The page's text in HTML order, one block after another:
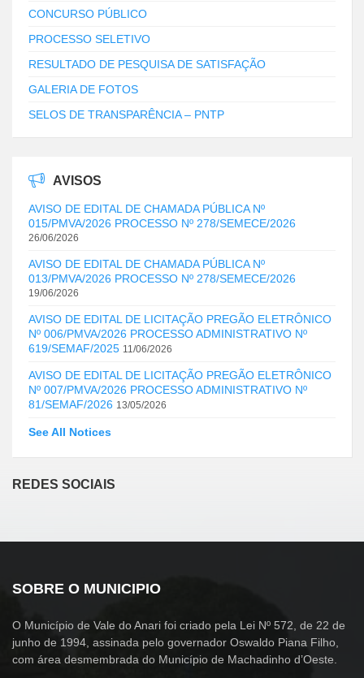
CONCURSO PÚBLICO
PROCESSO SELETIVO
RESULTADO DE PESQUISA DE SATISFAÇÃO
GALERIA DE FOTOS
SELOS DE TRANSPARÊNCIA – PNTP
AVISOS
AVISO DE EDITAL DE CHAMADA PÚBLICA Nº
015/PMVA/2026 PROCESSO Nº 278/SEMECE/2026
26/06/2026
AVISO DE EDITAL DE CHAMADA PÚBLICA Nº
013/PMVA/2026 PROCESSO Nº 278/SEMECE/2026
19/06/2026
AVISO DE EDITAL DE LICITAÇÃO PREGÃO ELETRÔNICO
Nº 006/PMVA/2026 PROCESSO ADMINISTRATIVO Nº
619/SEMAF/2025 11/06/2026
AVISO DE EDITAL DE LICITAÇÃO PREGÃO ELETRÔNICO
Nº 007/PMVA/2026 PROCESSO ADMINISTRATIVO Nº
81/SEMAF/2026 13/05/2026
See All Notices
REDES SOCIAIS
SOBRE O MUNICIPIO
O Município de Vale do Anari foi criado pela Lei Nº 572, de 22 de
junho de 1994, assinada pelo governador Oswaldo Piana Filho,
com área desmembrada do Município de Machadinho d’Oeste.